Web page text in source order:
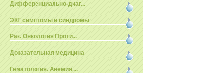
Дифференциально-диаг...
ЭКГ симптомы и синдромы
Рак. Онкология Проти...
Доказательная медицина
Гематология. Анемия....